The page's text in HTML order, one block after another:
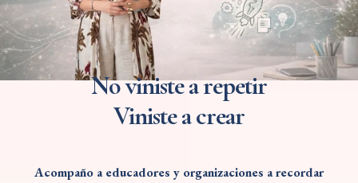
No viniste a repetir
Viniste a crear
Acompaño a educadores y organizaciones a recordar